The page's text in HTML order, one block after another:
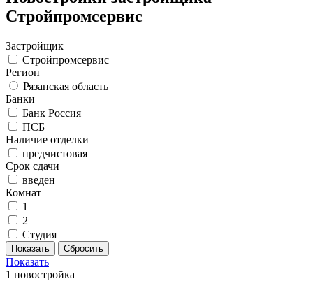
Стройпромсервис
Застройщик
Стройпромсервис
Регион
Рязанская область
Банки
Банк Россия
ПСБ
Наличие отделки
предчистовая
Срок сдачи
введен
Комнат
1
2
Студия
Показать
1 новостройка